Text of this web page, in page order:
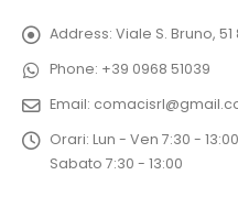
Address: Viale S. Bruno,
Phone: +39 0968 51039
Email:
Orari: Lun - Ven 7:30 -
Sabato 7:30 - 13:00